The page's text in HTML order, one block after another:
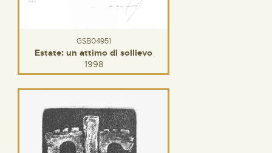
GSB04951
Estate: un attimo di sollievo
1998